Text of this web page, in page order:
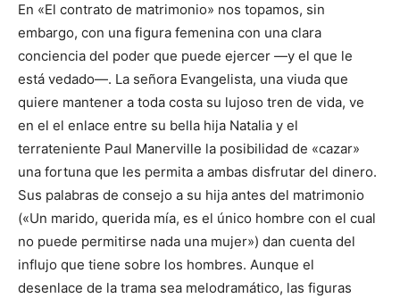
En «El contrato de matrimonio» nos topamos, sin
embargo, con una figura femenina con una clara
conciencia del poder que puede ejercer —y el que le
está vedado—. La señora Evangelista, una viuda que
quiere mantener a toda costa su lujoso tren de vida, ve
en el el enlace entre su bella hija Natalia y el
terrateniente Paul Manerville la posibilidad de «cazar»
una fortuna que les permita a ambas disfrutar del dinero.
Sus palabras de consejo a su hija antes del matrimonio
(«Un marido, querida mía, es el único hombre con el cual
no puede permitirse nada una mujer») dan cuenta del
influjo que tiene sobre los hombres. Aunque el
desenlace de la trama sea melodramático, las figuras